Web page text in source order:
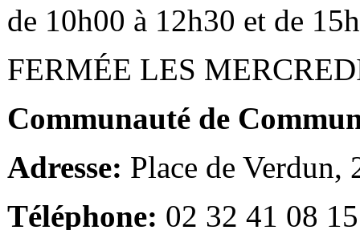
de 10h00 à 12h30 et de
FERMÉE LES
Communauté de
Adresse: Place de Verdun,
Téléphone: 02 32 41 08 15